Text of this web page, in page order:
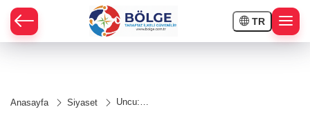
TR
Anasayfa Siyaset
Uncu: